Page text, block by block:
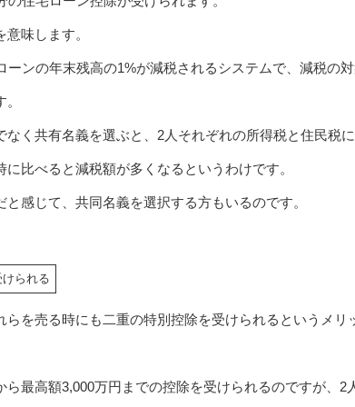
味します。
ンの年末残高の1%が減税されるシステムで、減税の対
く共有名義を選ぶと、2人それぞれの所得税と住民税
比べると減税額が多くなるというわけです。
感じて、共同名義を選択する方もいるのです。
られる
を売る時にも二重の特別控除を受けられるというメリ
最高額3,000万円までの控除を受けられるのですが、2